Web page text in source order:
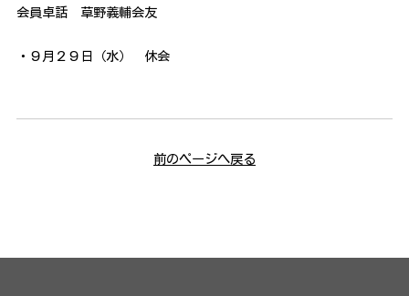
会員卓話 草野義輔会友
・９月２９日（水） 休会
前のページへ戻る